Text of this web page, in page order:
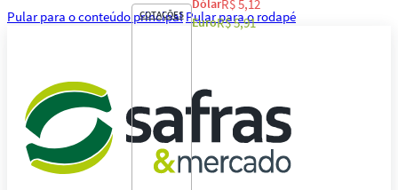
Pular para o conteúdo principal Pular para o rodapé
COTAÇÕES
DólarR$ 5,12
EuroR$ 5,91